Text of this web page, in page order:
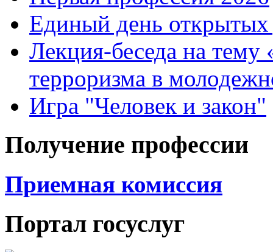
Единый день открытых
Лекция-беседа на тему
терроризма в
Игра "Человек и закон"
Получение профессии
Приемная комиссия
Портал госуслуг